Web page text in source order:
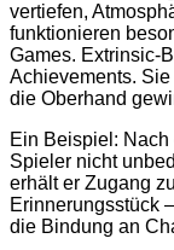
vertiefen,
funktionieren
Games. Extrinsic-
Achievements.
die Oberhand
Ein Beispiel:
Spieler nicht
erhält er Zugang
Erinnerungsstück
die Bindung an